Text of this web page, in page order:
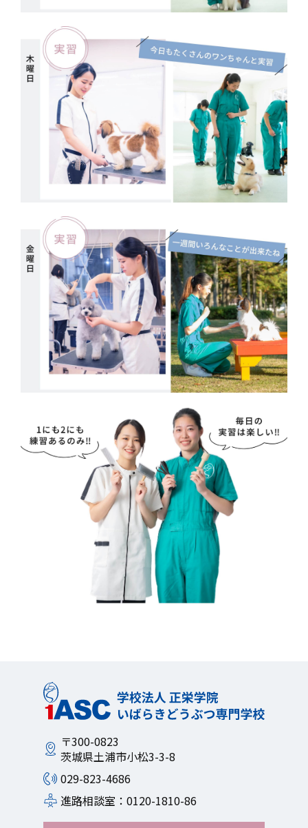
〒300-0823
茨城県土浦市小松3-3-8
029-823-4686
進路相談室：0120-1810-86